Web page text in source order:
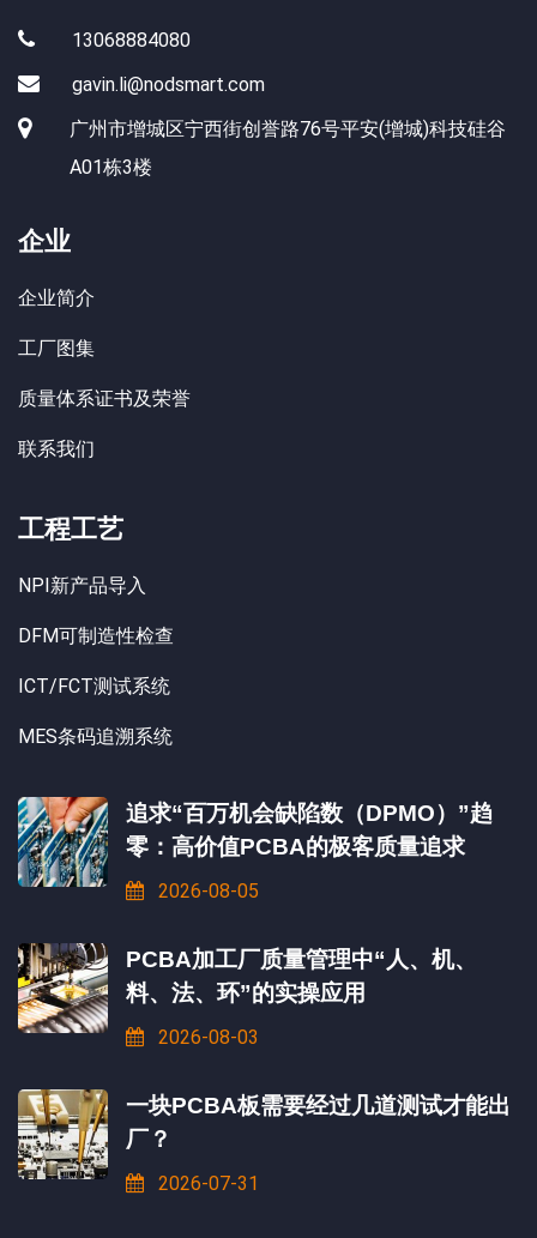
13068884080
gavin.li@nodsmart.com
广州市增城区宁西街创誉路76号平安(增城)科技硅谷
A01栋3楼
企业
企业简介
工厂图集
质量体系证书及荣誉
联系我们
工程工艺
NPI新产品导入
DFM可制造性检查
ICT/FCT测试系统
MES条码追溯系统
追求“百万机会缺陷数（DPMO）”趋
零：高价值PCBA的极客质量追求
2026-08-05
PCBA加工厂质量管理中“人、机、
料、法、环”的实操应用
2026-08-03
一块PCBA板需要经过几道测试才能出
厂？
2026-07-31